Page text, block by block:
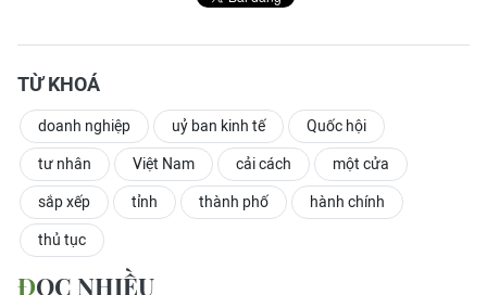
TỪ KHOÁ
doanh nghiệp uỷ ban kinh tế Quốc hội
tư nhân Việt Nam cải cách một cửa
sắp xếp tỉnh thành phố hành chính
thủ tục
ĐỌC NHIỀU